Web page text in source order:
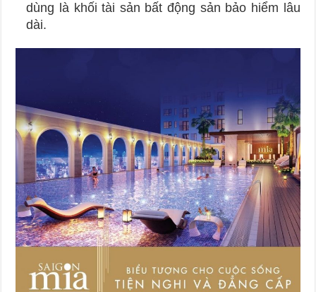
dùng là khối tài sản bất động sản bảo hiểm lâu
dài.